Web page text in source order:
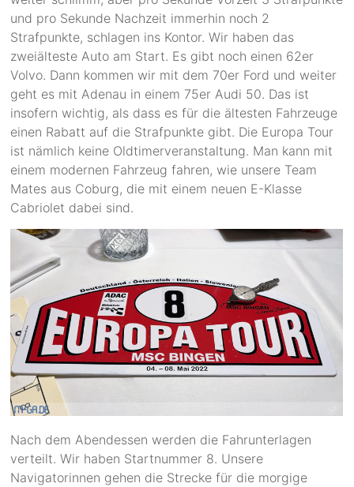
und pro Sekunde Nachzeit immerhin noch 2
Strafpunkte, schlagen ins Kontor. Wir haben das
zweiälteste Auto am Start. Es gibt noch einen 62er
Volvo. Dann kommen wir mit dem 70er Ford und weiter
geht es mit Adenau in einem 75er Audi 50. Das ist
insofern wichtig, als dass es für die ältesten Fahrzeuge
einen Rabatt auf die Strafpunkte gibt. Die Europa Tour
ist nämlich keine Oldtimerveranstaltung. Man kann mit
einem modernen Fahrzeug fahren, wie unsere Team
Mates aus Coburg, die mit einem neuen E-Klasse
Cabriolet dabei sind.
Nach dem Abendessen werden die Fahrunterlagen
verteilt. Wir haben Startnummer 8. Unsere
Navigatorinnen gehen die Strecke für die morgige